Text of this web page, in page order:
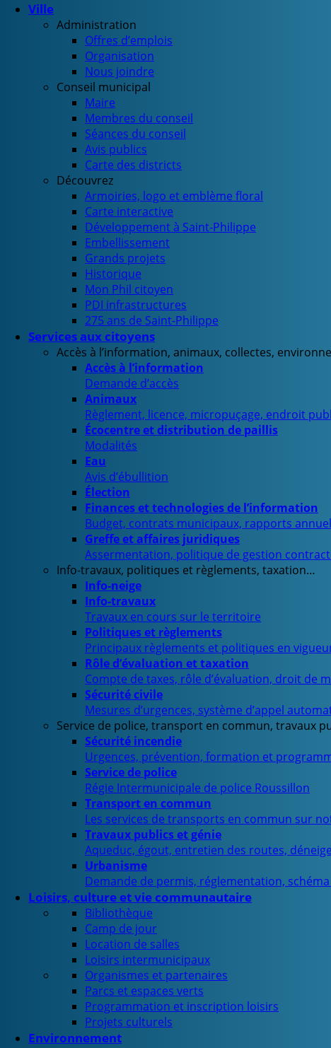
Ville
Administration
Offres d’emplois
Organisation
Nous joindre
Conseil municipal
Maire
Membres du conseil
Séances du conseil
Avis publics
Carte des districts
Découvrez
Armoiries, logo et emblème floral
Carte interactive
Développement à Saint-Philippe
Embellissement
Grands projets
Historique
Mon Phil citoyen
PDI infrastructures
275 ans de Saint-Philippe
Services aux citoyens
Accès à l’information, animaux, collectes,
Accès à l’information
Demande d’accès
Animaux
Règlement, licence, micropuçage, endroit
Écocentre et distribution de paillis
Modalités
Eau
Avis d’ébullition
Élection
Finances et technologies de l’information
Budget, contrats municipaux, rapports
Greffe et affaires juridiques
Assermentation, politique de gestion
Info-travaux, politiques et règlements, taxation…
Info-neige
Info-travaux
Travaux en cours sur le territoire
Politiques et règlements
Principaux règlements et politiques en
Rôle d’évaluation et taxation
Compte de taxes, rôle d’évaluation, droit de
Sécurité civile
Mesures d’urgences, système d’appel
Service de police, transport en commun, travaux
Sécurité incendie
Urgences, prévention, formation et
Service de police
Régie Intermunicipale de police Roussillon
Transport en commun
Les services de transports en commun sur
Travaux publics et génie
Aqueduc, égout, entretien des routes,
Urbanisme
Demande de permis, réglementation,
Loisirs, culture et vie communautaire
Bibliothèque
Camp de jour
Location de salles
Loisirs intermunicipaux
Organismes et partenaires
Parcs et espaces verts
Programmation et inscription loisirs
Projets culturels
Environnement